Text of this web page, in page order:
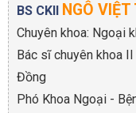
BS CKII NGÔ VIỆT
Chuyên khoa: Ngoại
Bác sĩ chuyên khoa
Đồng
Phó Khoa Ngoại -